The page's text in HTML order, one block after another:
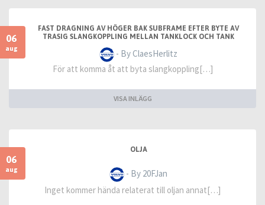
06
aug
FAST DRAGNING AV HÖGER BAK SUBFRAME EFTER BYTE AV
TRASIG SLANGKOPPLING MELLAN TANKLOCK OCH TANK
- By ClaesHerlitz
För att komma åt att byta slangkoppling[…]
VISA INLÄGG
06
aug
OLJA
- By 20FJan
Inget kommer hända relaterat till oljan annat[…]